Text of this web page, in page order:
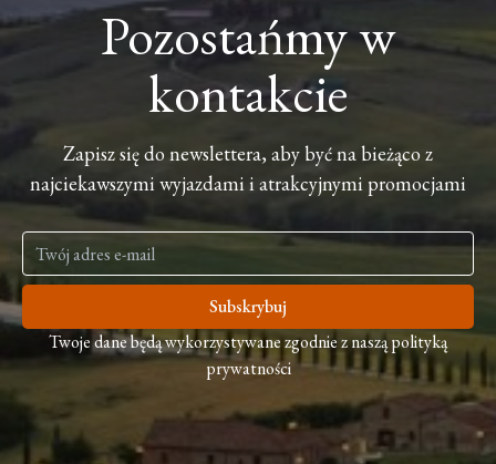
Pozostańmy w
kontakcie
Zapisz się do newslettera, aby być na bieżąco z
najciekawszymi wyjazdami i atrakcyjnymi promocjami
Subskrybuj
Twoje dane będą wykorzystywane zgodnie z naszą polityką
prywatności